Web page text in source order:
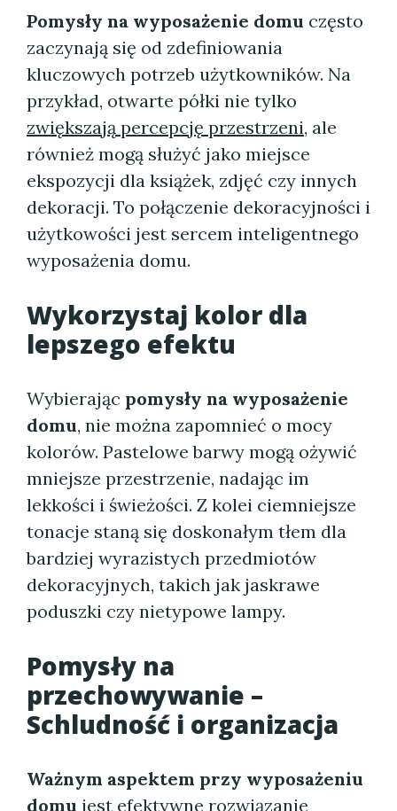
Pomysły na wyposażenie domu często
zaczynają się od zdefiniowania
kluczowych potrzeb użytkowników. Na
przykład, otwarte półki nie tylko
zwiększają percepcję przestrzeni, ale
również mogą służyć jako miejsce
ekspozycji dla książek, zdjęć czy innych
dekoracji. To połączenie dekoracyjności i
użytkowości jest sercem inteligentnego
wyposażenia domu.
Wykorzystaj kolor dla
lepszego efektu
Wybierając pomysły na wyposażenie
domu, nie można zapomnieć o mocy
kolorów. Pastelowe barwy mogą ożywić
mniejsze przestrzenie, nadając im
lekkości i świeżości. Z kolei ciemniejsze
tonacje staną się doskonałym tłem dla
bardziej wyrazistych przedmiotów
dekoracyjnych, takich jak jaskrawe
poduszki czy nietypowe lampy.
Pomysły na
przechowywanie –
Schludność i organizacja
Ważnym aspektem przy wyposażeniu
domu jest efektywne rozwiązanie